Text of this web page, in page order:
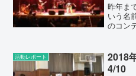
昨年ま
いう名
のコン
っ提げ
わりま
活動レポート
2018
4/10